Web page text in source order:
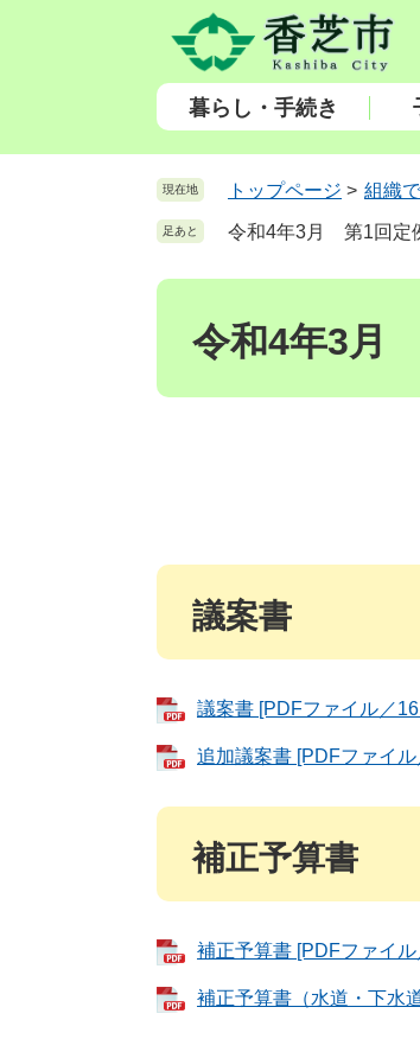
頭
飛
暮らし・手続き
現在地 トップページ > 組織
足あと 令和4年3月 第1回定
本
令和4年3月
議案書
議案書 [PDFファイル／
追加議案書 [PDFファイル
補正予算書
補正予算書 [PDFファイル
補正予算書（水道・下水